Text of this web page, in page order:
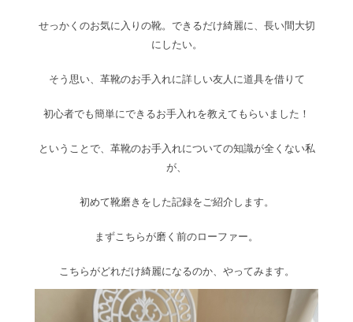
せっかくのお気に入りの靴。できるだけ綺麗に、長い間大切
にしたい。
そう思い、革靴のお手入れに詳しい友人に道具を借りて
初心者でも簡単にできるお手入れを教えてもらいました！
ということで、革靴のお手入れについての知識が全くない私
が、
初めて靴磨きをした記録をご紹介します。
まずこちらが磨く前のローファー。
こちらがどれだけ綺麗になるのか、やってみます。